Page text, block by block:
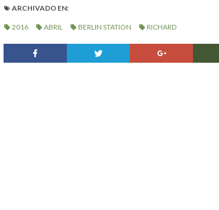
ARCHIVADO EN:
2016 ABRIL BERLIN STATION RICHARD